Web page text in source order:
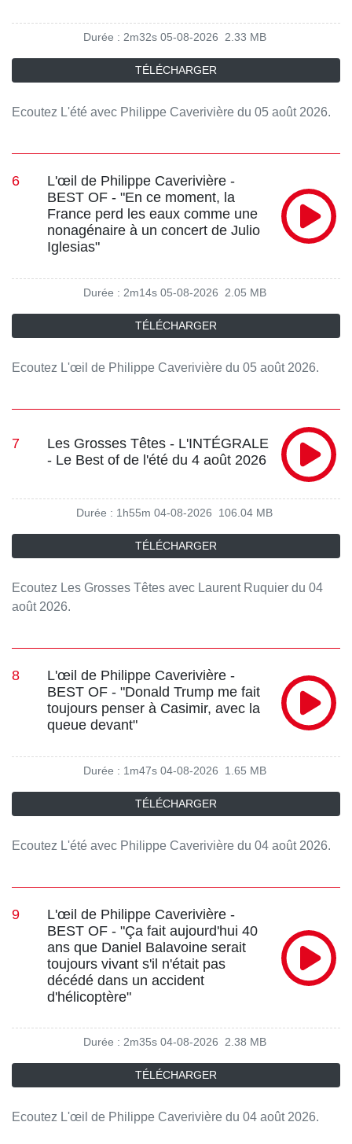
Durée : 2m32s 05-08-2026 2.33 MB
TÉLÉCHARGER
Ecoutez L'été avec Philippe Caverivière du 05 août 2026.
6
L'œil de Philippe Caverivière -
BEST OF - "En ce moment, la
France perd les eaux comme une
nonagénaire à un concert de Julio
Iglesias"
Durée : 2m14s 05-08-2026 2.05 MB
TÉLÉCHARGER
Ecoutez L'œil de Philippe Caverivière du 05 août 2026.
7
Les Grosses Têtes - L'INTÉGRALE
- Le Best of de l'été du 4 août 2026
Durée : 1h55m 04-08-2026 106.04 MB
TÉLÉCHARGER
Ecoutez Les Grosses Têtes avec Laurent Ruquier du 04
août 2026.
8
L'œil de Philippe Caverivière -
BEST OF - "Donald Trump me fait
toujours penser à Casimir, avec la
queue devant"
Durée : 1m47s 04-08-2026 1.65 MB
TÉLÉCHARGER
Ecoutez L'été avec Philippe Caverivière du 04 août 2026.
9
L'œil de Philippe Caverivière -
BEST OF - "Ça fait aujourd'hui 40
ans que Daniel Balavoine serait
toujours vivant s'il n'était pas
décédé dans un accident
d'hélicoptère"
Durée : 2m35s 04-08-2026 2.38 MB
TÉLÉCHARGER
Ecoutez L'œil de Philippe Caverivière du 04 août 2026.